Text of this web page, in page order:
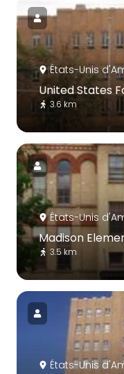
États-Unis
United States
3.6 km
États-Unis
Madison
3.5 km
États-Unis